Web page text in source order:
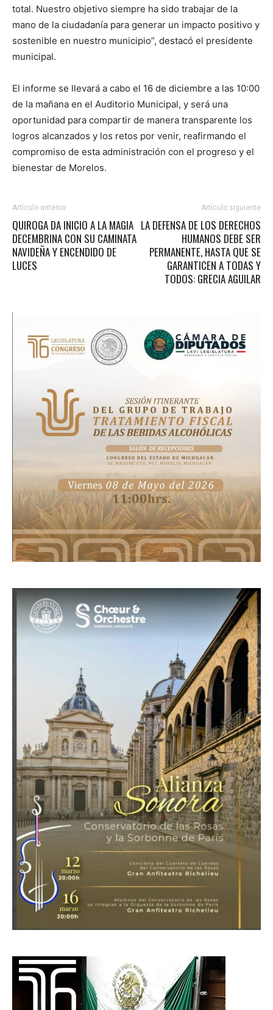
total. Nuestro objetivo siempre ha sido trabajar de la
mano de la ciudadanía para generar un impacto positivo y
sostenible en nuestro municipio”, destacó el presidente
municipal.
El informe se llevará a cabo el 16 de diciembre a las 10:00
de la mañana en el Auditorio Municipal, y será una
oportunidad para compartir de manera transparente los
logros alcanzados y los retos por venir, reafirmando el
compromiso de esta administración con el progreso y el
bienestar de Morelos.
Artículo anterior
QUIROGA DA INICIO A LA MAGIA
DECEMBRINA CON SU CAMINATA
NAVIDEÑA Y ENCENDIDO DE
LUCES
Artículo siguiente
LA DEFENSA DE LOS DERECHOS
HUMANOS DEBE SER
PERMANENTE, HASTA QUE SE
GARANTICEN A TODAS Y
TODOS: GRECIA AGUILAR